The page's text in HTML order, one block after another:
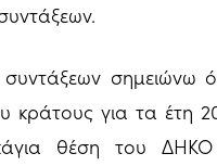
σημειώνω
για τα έτη
θέση του ΔΗΚΟ